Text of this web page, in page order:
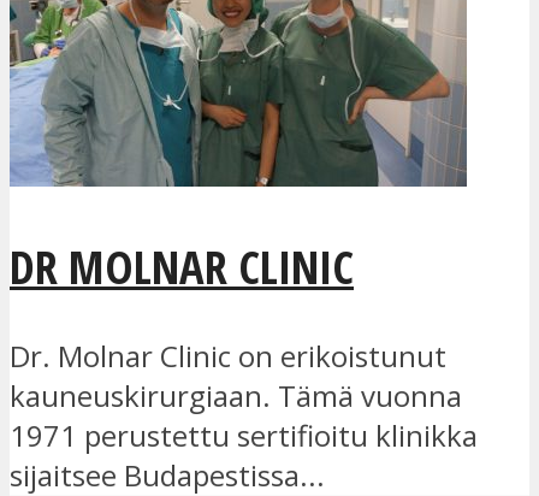
DR MOLNAR CLINIC
Dr. Molnar Clinic on erikoistunut
kauneuskirurgiaan. Tämä vuonna
1971 perustettu sertifioitu klinikka
sijaitsee Budapestissa...